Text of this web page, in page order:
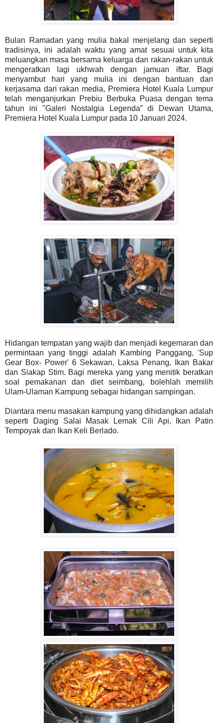
Bulan Ramadan yang mulia bakal menjelang dan seperti
tradisinya, ini adalah waktu yang amat sesuai untuk kita
meluangkan masa bersama keluarga dan rakan-rakan untuk
mengeratkan lagi ukhwah dengan jamuan iftar. Bagi
menyambut hari yang mulia ini dengan bantuan dan
kerjasama dari rakan media, Premiera Hotel Kuala Lumpur
telah menganjurkan Prebiu Berbuka Puasa dengan tema
tahun ini "Galeri Nostalgia Legenda” di Dewan Utama,
Premiera Hotel Kuala Lumpur pada 10 Januari 2024.
Hidangan tempatan yang wajib dan menjadi kegemaran dan
permintaan yang tinggi adalah Kambing Panggang, 'Sup
Gear Box- Power' 6 Sekawan, Laksa Penang, Ikan Bakar
dan Siakap Stim. Bagi mereka yang yang menitik beratkan
soal pemakanan dan diet seimbang, bolehlah memilih
Ulam-Ulaman Kampung sebagai hidangan sampingan.
Diantara menu masakan kampung yang dihidangkan adalah
seperti Daging Salai Masak Lemak Cili Api, Ikan Patin
Tempoyak dan Ikan Keli Berlado.